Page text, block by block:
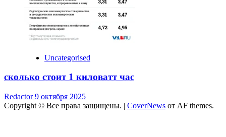
Uncategorised
сколько стоит 1 киловатт час
Redactor9 октября 2025
Copyright © Все права защищены. | CoverNews от AF themes.